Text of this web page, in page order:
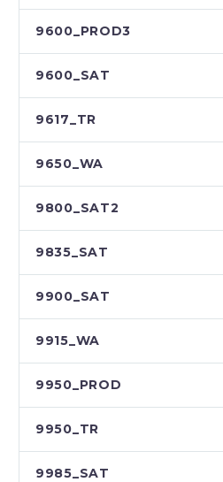
9600_PROD3
9600_SAT
9617_TR
9650_WA
9800_SAT2
9835_SAT
9900_SAT
9915_WA
9950_PROD
9950_TR
9985_SAT